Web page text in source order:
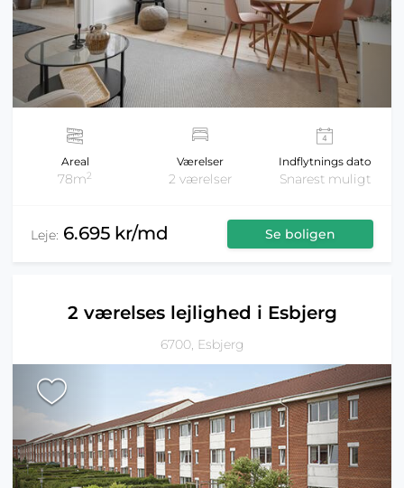
Areal
78m2
Værelser
2 værelser
Indflytnings dato
Snarest muligt
Leje: 6.695 kr/md Se boligen
2 værelses lejlighed i Esbjerg
6700, Esbjerg